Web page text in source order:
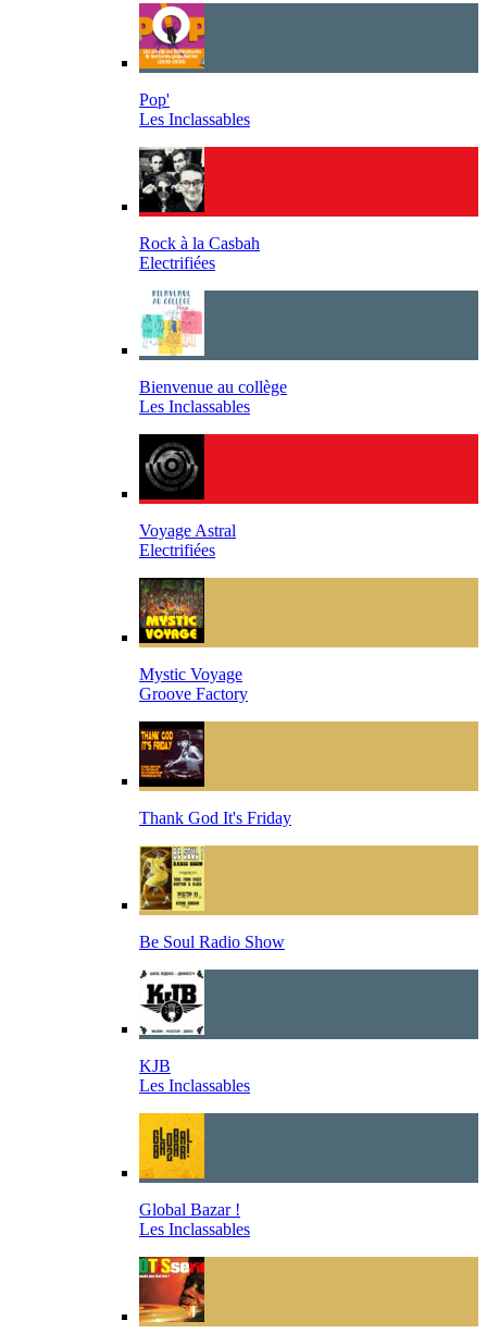
Pop'
Les Inclassables
Rock à la Casbah
Electrifiées
Bienvenue au collège
Les Inclassables
Voyage Astral
Electrifiées
Mystic Voyage
Groove Factory
Thank God It's Friday
Be Soul Radio Show
KJB
Les Inclassables
Global Bazar !
Les Inclassables